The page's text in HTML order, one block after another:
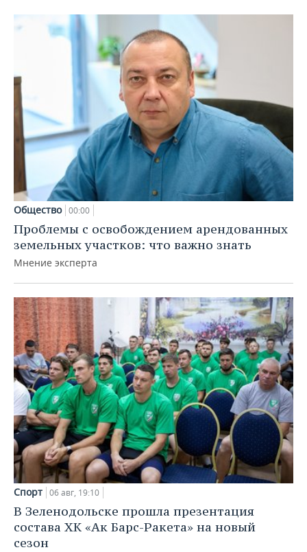
Общество 00:00
Проблемы с освобождением арендованных
земельных участков: что важно знать
Мнение эксперта
Спорт 06 авг, 19:10
В Зеленодольске прошла презентация
состава ХК «Ак Барс-Ракета» на новый
сезон